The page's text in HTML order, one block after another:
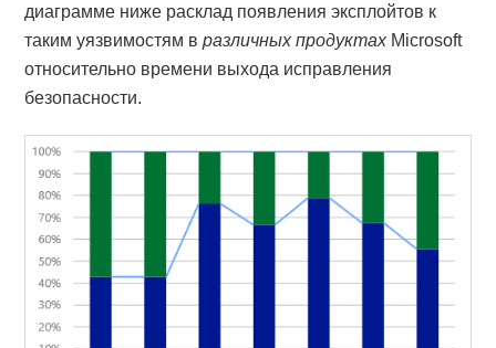
диаграмме ниже расклад появления эксплойтов к
таким уязвимостям вразличных продуктахMicrosoft
относительно времени выхода исправления
безопасности.